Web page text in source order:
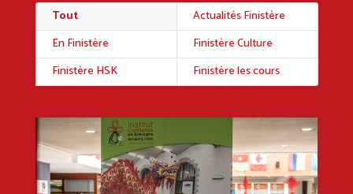
Tout
Actualités Finistère
En Finistère
Finistère Culture
Finistère HSK
Finistère les cours